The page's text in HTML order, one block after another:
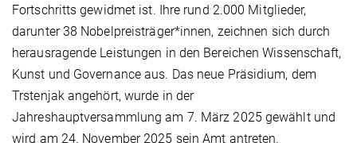
Fortschritts gewidmet ist. Ihre rund 2.000 Mitglieder,
darunter 38 Nobelpreisträger*innen, zeichnen sich durch
herausragende Leistungen in den Bereichen Wissenschaft,
Kunst und Governance aus. Das neue Präsidium, dem
Trstenjak angehört, wurde in der
Jahreshauptversammlung am 7. März 2025 gewählt und
wird am 24. November 2025 sein Amt antreten.